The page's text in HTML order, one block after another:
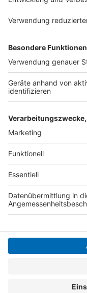
Gourmets und
wissen, dass
Ersatzteil fürs
Extraklasse.
oder wie Nelson es
schmeckt!"
Nelson Müller live
Anzeige